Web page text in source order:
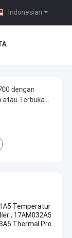
Indonesian
dengan
atau Terbuka
Temperatur
, 17AM032A5
Thermal Pro